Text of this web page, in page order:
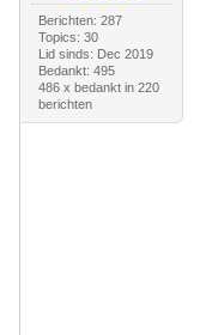
Berichten: 287
Topics: 30
Lid sinds: Dec 2019
Bedankt: 495
486 x bedankt in 220
berichten